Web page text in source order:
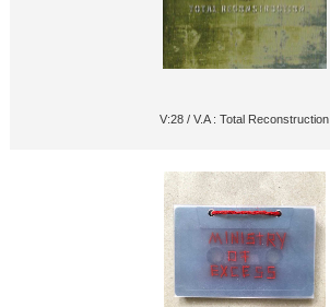
V:28 / V.A : Total Reconstruction